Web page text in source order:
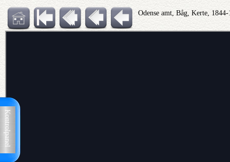
Kontrolpanel
Odense amt, Båg, Kerte,